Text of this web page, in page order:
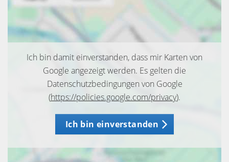
Ich bin damit einverstanden, dass mir Karten von
Google angezeigt werden. Es gelten die
Datenschutzbedingungen von Google
(https://policies.google.com/privacy).
Ich bin einverstanden